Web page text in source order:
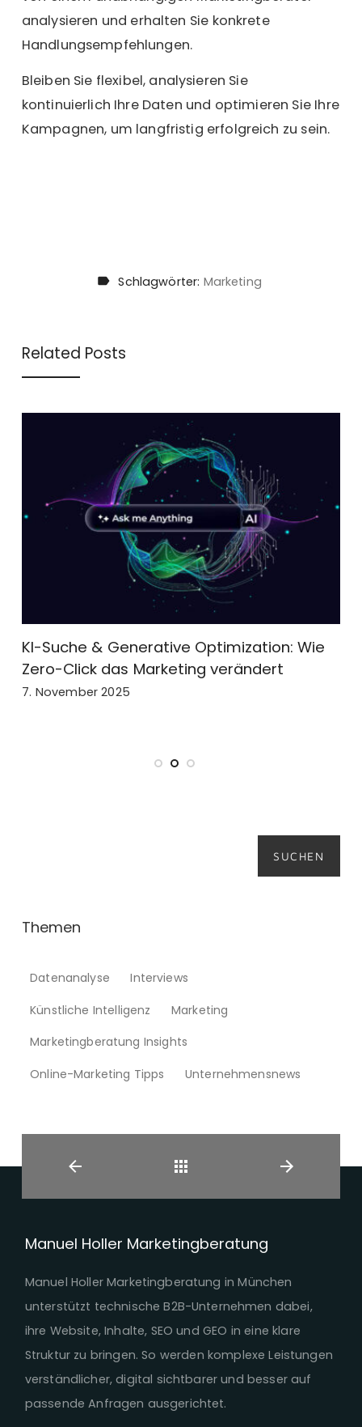
analysieren und erhalten Sie konkrete
Handlungsempfehlungen.
Bleiben Sie flexibel, analysieren Sie
kontinuierlich Ihre Daten und optimieren Sie Ihre
Kampagnen, um langfristig erfolgreich zu sein.
Schlagwörter: Marketing
Related Posts
Wie
verändert
Was sind datengetriebene
Marketingstrategien?
SUCHEN
Themen
Datenanalyse
Interviews
Künstliche Intelligenz
Marketing
Marketingberatung Insights
Online-Marketing Tipps
Unternehmensnews
Manuel Holler Marketingberatung
Manuel Holler Marketingberatung in München
unterstützt technische B2B-Unternehmen dabei,
ihre Website, Inhalte, SEO und GEO in eine klare
Struktur zu bringen. So werden komplexe Leistungen
verständlicher, digital sichtbarer und besser auf
passende Anfragen ausgerichtet.